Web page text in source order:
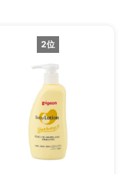
2位